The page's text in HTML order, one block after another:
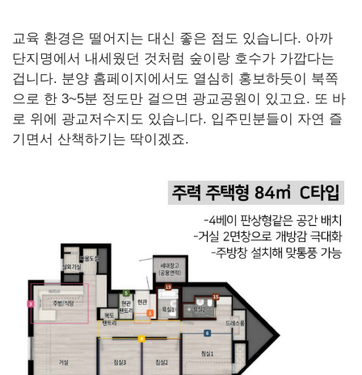
교육 환경은 떨어지는 대신 좋은 점도 있습니다. 아까
단지명에서 내세웠던 것처럼 숲이랑 호수가 가깝다는
겁니다. 분양 홈페이지에서도 열심히 홍보하듯이 북쪽
으로 한 3~5분 정도만 걸으면 광교공원이 있고요. 또 바
로 위에 광교저수지도 있습니다. 입주민분들이 자연 즐
기면서 산책하기는 딱이겠죠.